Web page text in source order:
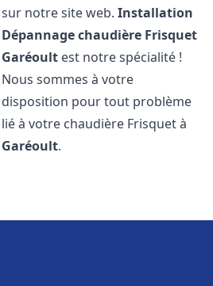
sur notre site web.Installation
Dépannage chaudière Frisquet
Garéoult est notre spécialité !
Nous sommes à votre
disposition pour tout problème
lié à votre chaudière Frisquet à
Garéoult.